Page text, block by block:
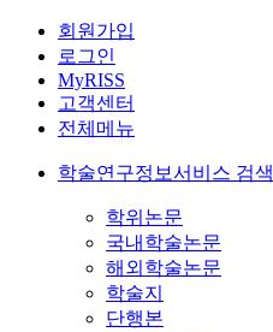
회원가입
로그인
MyRISS
고객센터
전체메뉴
학술연구정보서비스 검색
학위논문
국내학술논문
해외학술논문
학술지
단행본